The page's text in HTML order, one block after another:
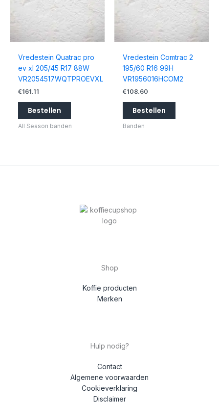
Vredestein Quatrac pro
ev xl 205/45 R17 88W
VR2054517WQTPROEVXL
€161.11
Bestellen
All Season banden
Vredestein Comtrac 2
195/60 R16 99H
VR1956016HCOM2
€108.60
Bestellen
Banden
Shop
Koffie producten
Merken
Hulp nodig?
Contact
Algemene voorwaarden
Cookieverklaring
Disclaimer